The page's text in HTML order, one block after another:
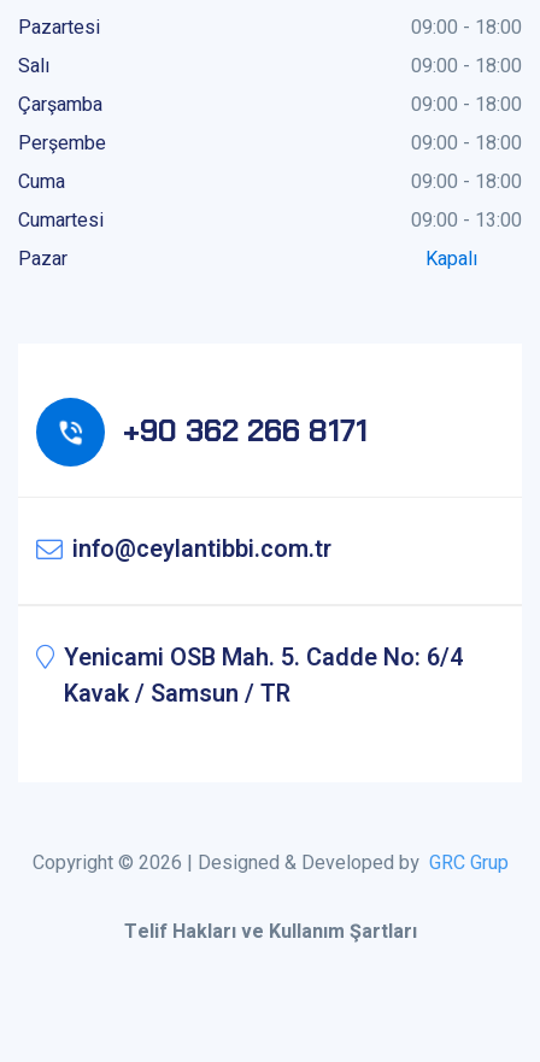
Pazartesi
09:00 - 18:00
Salı
09:00 - 18:00
Çarşamba
09:00 - 18:00
Perşembe
09:00 - 18:00
Cuma
09:00 - 18:00
Cumartesi
09:00 - 13:00
Pazar
Kapalı
+90 362 266 8171
info@ceylantibbi.com.tr
Yenicami OSB Mah. 5. Cadde No: 6/4
Kavak / Samsun / TR
Copyright © 2026 | Designed & Developed by GRC Grup
Telif Hakları ve Kullanım Şartları